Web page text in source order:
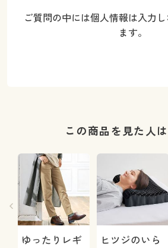
ご質問の中には個人情報は入力
ます。
この商品を見た人
ゆったりレギ
ヒツジのいら